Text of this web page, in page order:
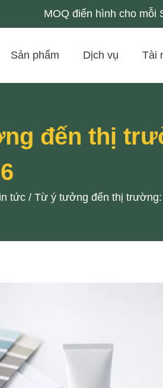
MOQ điển hình cho mỗi
Sản phẩm Dịch vụ Tài
đến thị
tức / Từ ý tưởng đến thị